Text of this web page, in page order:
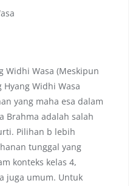
Widhi Wasa (Meskipun
Hyang Widhi Wasa
yang maha esa dalam
Brahma adalah salah
Pilihan b lebih
tunggal yang
konteks kelas 4,
juga umum. Untuk